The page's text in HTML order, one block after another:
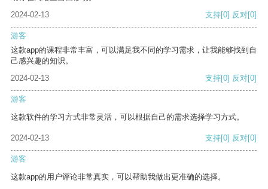
2024-02-13
支持[0] 反对[0]
游客
这款app的课程非常丰富，可以满足我不同的学习需求，让我能够找到自
己感兴趣的知识。
2024-02-13
支持[0] 反对[0]
游客
这款软件的学习方式非常灵活，可以根据自己的需求选择学习方式。
2024-02-13 支持[0] 反对[0]
游客
这款app的用户评论非常真实，可以帮助我做出更准确的选择。